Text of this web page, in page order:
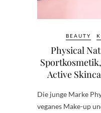
BEAUTY
Physical
Active
Die junge Marke
veganes Make-up